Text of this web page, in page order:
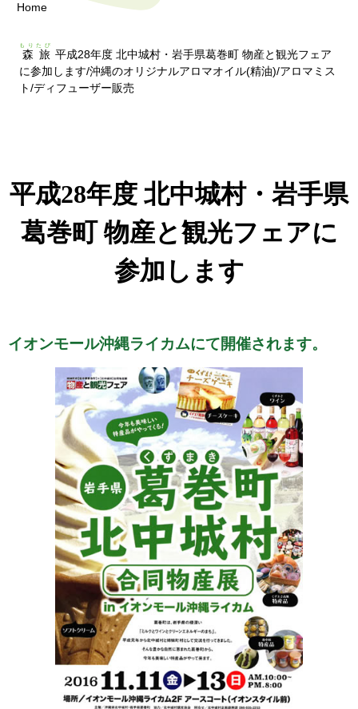
Home
森旅
もりたび
平成28年度 北中城村・岩手県葛巻町 物産と観光フェア
に参加します/沖縄のオリジナルアロマオイル(精油)/アロマミス
ト/ディフューザー販売
平成28年度 北中城村・岩手県
葛巻町 物産と観光フェアに
参加します
イオンモール沖縄ライカムにて開催されます。